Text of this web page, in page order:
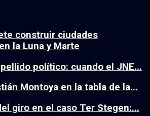
construir ciudades
la Luna y Marte
político: cuando el JNE...
Montoya en la tabla de la...
giro en el caso Ter Stegen:...